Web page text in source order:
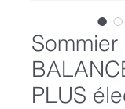
Sommier
PLUS